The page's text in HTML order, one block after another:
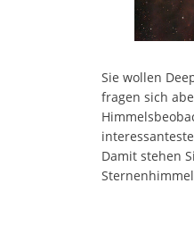
Sie wollen
fragen sich
Damit stehen